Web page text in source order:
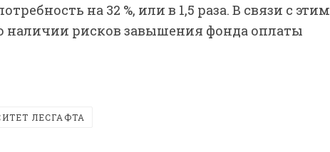
на 32 %, или в 1,5 раза. В связи с этим
наличии рисков завышения фонда оплаты
ЛЕСГАФТА